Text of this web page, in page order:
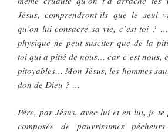
Jésus, comprendront-ils que le seul
qu’on lui consacre sa vie, c’est toi ?
physique ne peut susciter que de la
toi qui a pitié de nous… car c’est nous,
pitoyables… Mon Jésus, les hommes
don de Dieu ? …
Père, par Jésus, avec lui et en lui, je
composée de pauvrissimes